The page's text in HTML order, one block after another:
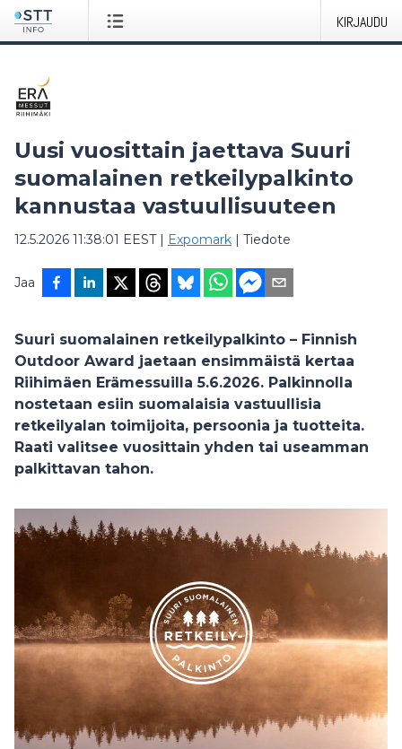
KIRJAUDU
Uusi vuosittain jaettava Suuri
suomalainen retkeilypalkinto
kannustaa vastuullisuuteen
12.5.2026 11:38:01 EEST| Expomark | Tiedote
Jaa
Suuri suomalainen retkeilypalkinto – Finnish
Outdoor Award jaetaan ensimmäistä kertaa
Riihimäen Erämessuilla 5.6.2026. Palkinnolla
nostetaan esiin suomalaisia vastuullisia
retkeilyalan toimijoita, persoonia ja tuotteita.
Raati valitsee vuosittain yhden tai useamman
palkittavan tahon.